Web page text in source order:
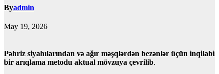
Byadmin
May 19, 2026
Pəhriz siyahılarından və ağır məşqlərdən bezənlər üçün inqilabi
bir arıqlama metodu aktual mövzuya çevrilib.